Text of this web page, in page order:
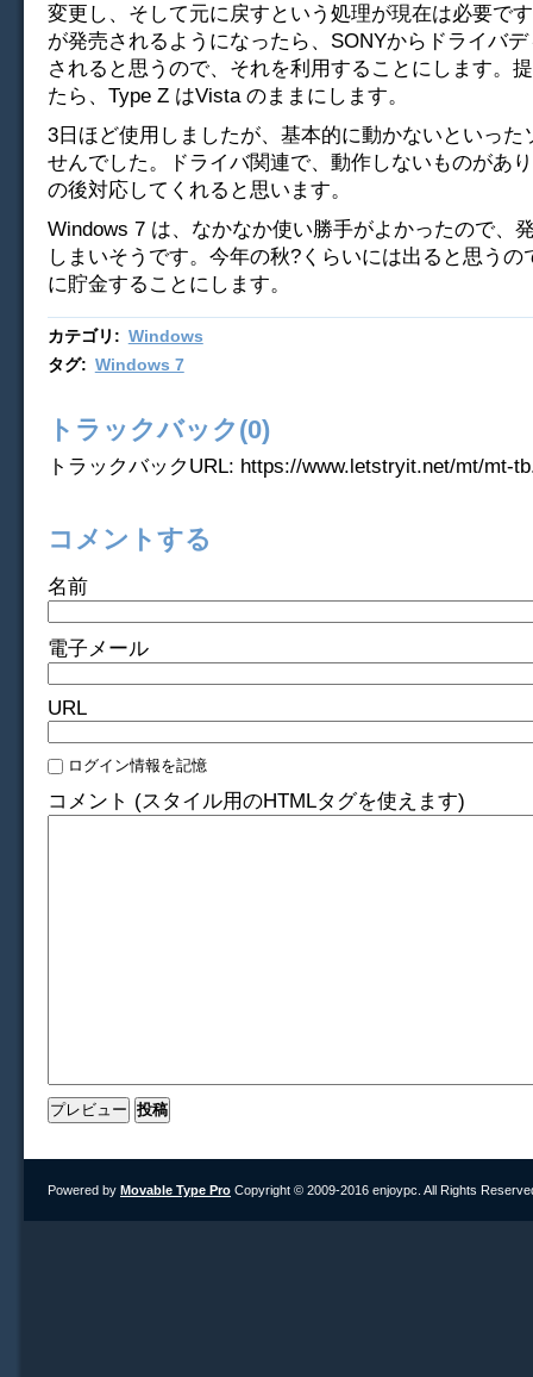
変更し、そして元に戻すという処理が現在は必要で
が発売されるようになったら、SONYからドライバ
されると思うので、それを利用することにします。
たら、Type Z はVista のままにします。
3日ほど使用しましたが、基本的に動かないといった
せんでした。ドライバ関連で、動作しないものがあ
の後対応してくれると思います。
Windows 7 は、なかなか使い勝手がよかったので、
しまいそうです。今年の秋?くらいには出ると思うの
に貯金することにします。
カテゴリ : Windows
タグ: Windows 7
トラックバック(0)
トラックバックURL: https://www.letstryit.net/mt/mt-
コメントする
名前
電子メール
URL
ログイン情報を記憶
コメント (スタイル用のHTMLタグを使えます)
Powered by Movable Type Pro Copyright © 2009-2016 enjoypc. All Rights